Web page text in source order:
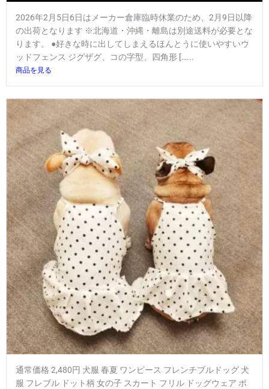
2026年2月5日6日はメーカー倉庫臨時休業のため、2月9日以降
の出荷となります ※北海道・沖縄・離島は別途送料が必要とな
ります。 ●好きな時に出してしまえるほんとうに使いやすいウ
ッドフェンス ジグザグ、コの字型、四角形 […...
商品を見る
通常価格 2,480円 犬服 春夏 ワンピース フレンチブルドッグ 犬
服 フレブル ドット柄 女の子 スカート フリル ドッグウェア ポ